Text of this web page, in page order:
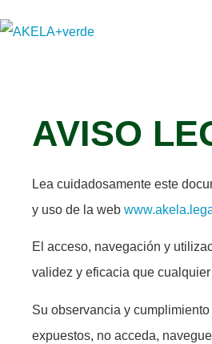
AVISO
Lea cuidadosamente este
y uso de la web
El acceso, navegación y
validez y eficacia que
Su observancia y
expuestos, no acceda,